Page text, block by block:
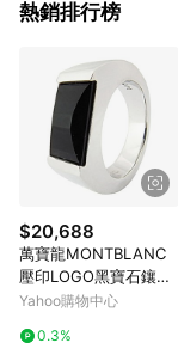
熱銷排行榜
$20,688
萬寶龍MONTBLANC
壓印LOGO黑寶石鑲飾
寬版戒指(銀)
Yahoo購物中心
0.3%